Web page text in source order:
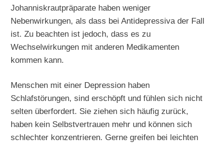
Johanniskrautpräparate haben weniger
Nebenwirkungen, als dass bei Antidepressiva der Fall
ist. Zu beachten ist jedoch, dass es zu
Wechselwirkungen mit anderen Medikamenten
kommen kann.
Menschen mit einer Depression haben
Schlafstörungen, sind erschöpft und fühlen sich nicht
selten überfordert. Sie ziehen sich häufig zurück,
haben kein Selbstvertrauen mehr und können sich
schlechter konzentrieren. Gerne greifen bei leichten